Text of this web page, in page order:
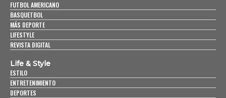
FUTBOL AMERICANO
BASQUETBOL
MÁS DEPORTE
LIFESTYLE
REVISTA DIGITAL
Life & Style
ESTILO
ENTRETENIMIENTO
DEPORTES